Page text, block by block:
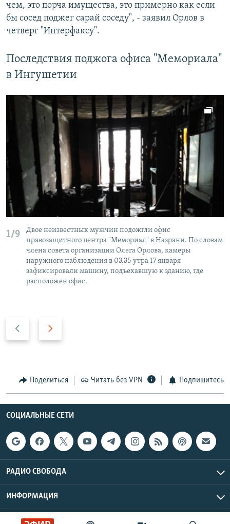
чем, это порча имущества, это примерно как если
бы сосед поджег сарай соседу", - заявил Орлов в
четверг "Интерфаксу".
Последствия поджога офиса "Мемориала"
в Ингушетии
1/9
Двое неизвестных мужчин подожгли офис
правозащитного центра "Мемориал" в Назрани. По словам
члена совета организации Олега Орлова, камеры
наружного наблюдения в 03.35 утра 17 января
зафиксировали машину, подъехавшую к зданию, где
расположен офис.
Поделиться Читать без VPN Подпишитесь
СОЦИАЛЬНЫЕ СЕТИ
РАДИО СВОБОДА
ИНФОРМАЦИЯ